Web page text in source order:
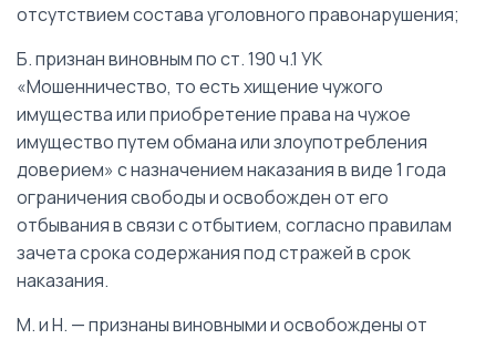
отсутствием состава уголовного правонарушения;
Б. признан виновным по ст. 190 ч.1 УК
«Мошенничество, то есть хищение чужого
имущества или приобретение права на чужое
имущество путем обмана или злоупотребления
доверием» с назначением наказания в виде 1 года
ограничения свободы и освобожден от его
отбывания в связи с отбытием, согласно правилам
зачета срока содержания под стражей в срок
наказания.
М. и Н. — признаны виновными и освобождены от